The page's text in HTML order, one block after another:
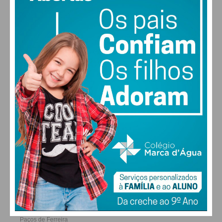
Leões de Seroa 3 – Sequeirô 1
Frazão 0 – Tirsense “B” 2
Carvalhosa, 1 – Ferreira, 1
Paço de Sousa 1 – 1.º de Maio de Figueiró 1
Refojos 2 – Codessos 2
Sérgio Meireles
22°
QUI
29
SEX
30°
SÁB
27°
FARMACIAS DE SERVIÇO EM PAÇOS DE
FERREIRA